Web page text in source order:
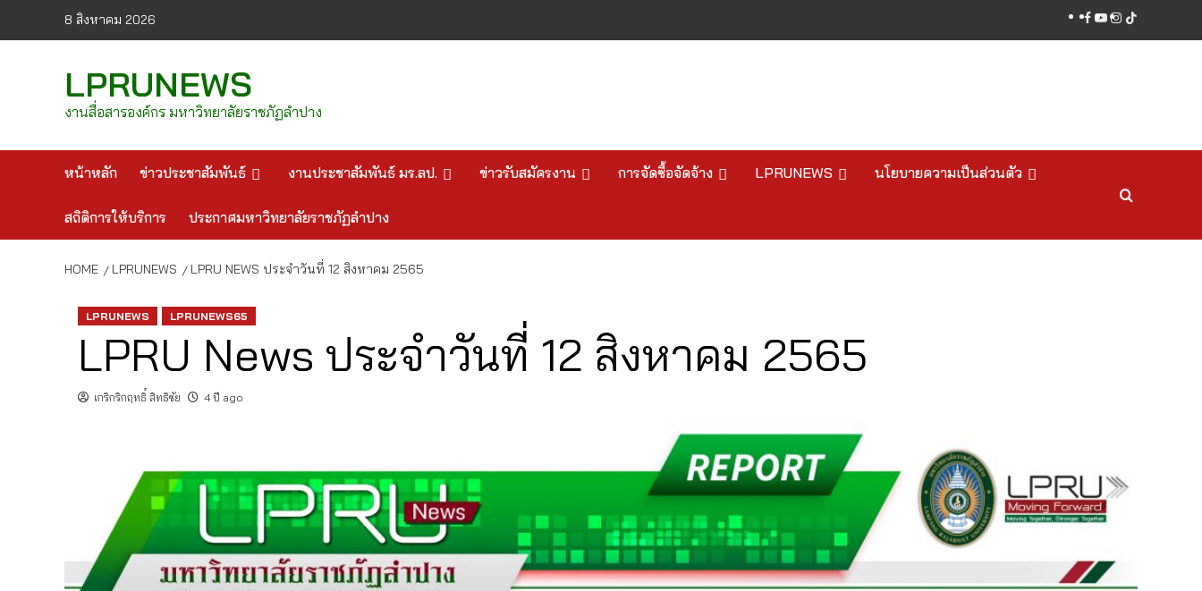
8 สิงหาคม 2026 facebook
youtube
instagram
tiktok
LPRUNEWS
งานสื่อสารองค์กร มหาวิทยาลัยราชภัฏลำปาง
หน้าหลัก ข่าวประชาสัมพันธ์ งานประชาสัมพันธ์ มร.ลป. ข่าวรับสมัครงาน การจัดซื้อจัดจ้าง LPRUNEWS นโยบายความเป็นส่วนตัว
สถิติการให้บริการ ประกาศมหาวิทยาลัยราชภัฏลำปาง
HOME LPRUNEWS LPRU NEWS ประจำวันที่ 12 สิงหาคม 2565
LPRUNEWS LPRUNEWS65
LPRU News ประจำวันที่ 12 สิงหาคม 2565
เกริกริกฤทธิ์ สิทธิชัย 4 ปี ago